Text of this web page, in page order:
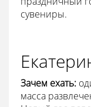
сувениры.
Зачем ехать:
масса